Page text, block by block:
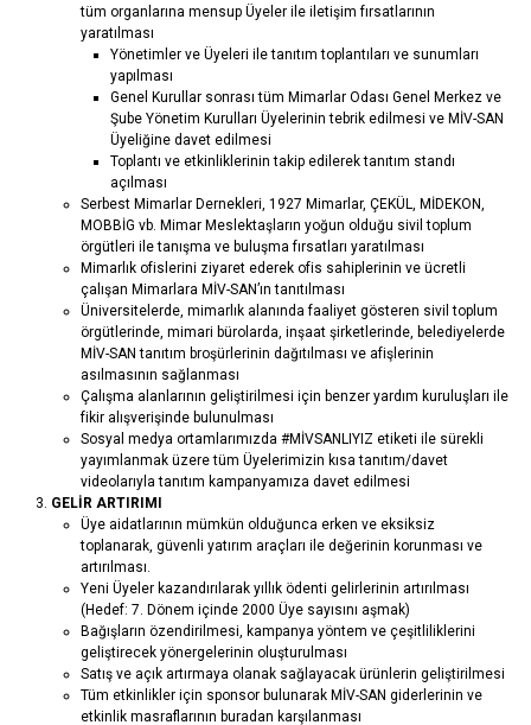
tüm organlarına mensup Üyeler ile iletişim fırsatlarının
yaratılması
Yönetimler ve Üyeleri ile tanıtım toplantıları ve sunumları
yapılması
Genel Kurullar sonrası tüm Mimarlar Odası Genel Merkez ve
Şube Yönetim Kurulları Üyelerinin tebrik edilmesi ve MİV-SAN
Üyeliğine davet edilmesi
Toplantı ve etkinliklerinin takip edilerek tanıtım standı
açılması
Serbest Mimarlar Dernekleri, 1927 Mimarlar, ÇEKÜL, MİDEKON,
MOBBİG vb. Mimar Meslektaşların yoğun olduğu sivil toplum
örgütleri ile tanışma ve buluşma fırsatları yaratılması
Mimarlık ofislerini ziyaret ederek ofis sahiplerinin ve ücretli
çalışan Mimarlara MİV-SAN’ın tanıtılması
Üniversitelerde, mimarlık alanında faaliyet gösteren sivil toplum
örgütlerinde, mimari bürolarda, inşaat şirketlerinde, belediyelerde
MİV-SAN tanıtım broşürlerinin dağıtılması ve afişlerinin
asılmasının sağlanması
Çalışma alanlarının geliştirilmesi için benzer yardım kuruluşları ile
fikir alışverişinde bulunulması
Sosyal medya ortamlarımızda #MİVSANLIYIZ etiketi ile sürekli
yayımlanmak üzere tüm Üyelerimizin kısa tanıtım/davet
videolarıyla tanıtım kampanyamıza davet edilmesi
GELİR ARTIRIMI
Üye aidatlarının mümkün olduğunca erken ve eksiksiz
toplanarak, güvenli yatırım araçları ile değerinin korunması ve
artırılması.
Yeni Üyeler kazandırılarak yıllık ödenti gelirlerinin artırılması
(Hedef: 7. Dönem içinde 2000 Üye sayısını aşmak)
Bağışların özendirilmesi, kampanya yöntem ve çeşitliliklerini
geliştirecek yönergelerinin oluşturulması
Satış ve açık artırmaya olanak sağlayacak ürünlerin geliştirilmesi
Tüm etkinlikler için sponsor bulunarak MİV-SAN giderlerinin ve
etkinlik masraflarının buradan karşılanması